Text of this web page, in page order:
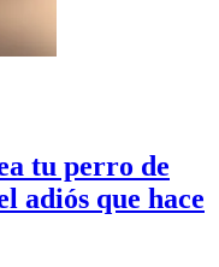
tu perro de
adiós que hace